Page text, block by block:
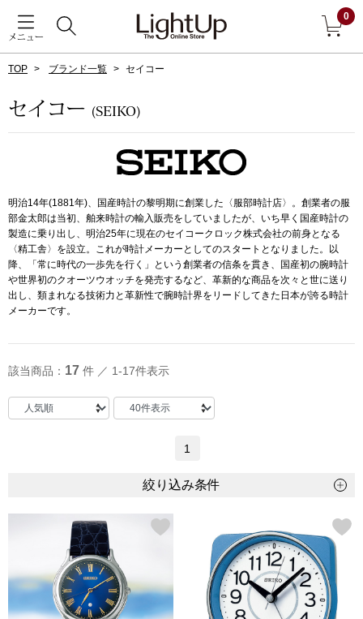
メニュー
0
すべて見る
ダーウェア
アウター
コート
ブルゾン
トレーナー／
セーター／カ
TOP ブランド一覧 セイコー
セイコー (SEIKO)
明治14年(1881年)、国産時計の黎明期に創業した〈服部時計店〉。創業者の服
部金太郎は当初、舶来時計の輸入販売をしていましたが、いち早く国産時計の
製造に乗り出し、明治25年に現在のセイコークロック株式会社の前身となる
〈精工舎〉を設立。これが時計メーカーとしてのスタートとなりました。以
降、「常に時代の一歩先を行く」という創業者の信条を貫き、国産初の腕時計
や世界初のクオーツウオッチを発売するなど、革新的な商品を次々と世に送り
出し、類まれなる技術力と革新性で腕時計界をリードしてきた日本が誇る時計
メーカーです。
該当商品： 17 件 ／ 1-17件表示
1
絞り込み条件